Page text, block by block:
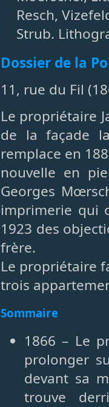
Resch,
Strub.
Dossier de la
11, rue du Fil
Le propriétaire
de la façade
remplace en
nouvelle en
Georges
imprimerie qui
1923 des
frère.
Le propriétaire
trois
Sommaire
1866 – Le
prolonger
devant sa
trouve